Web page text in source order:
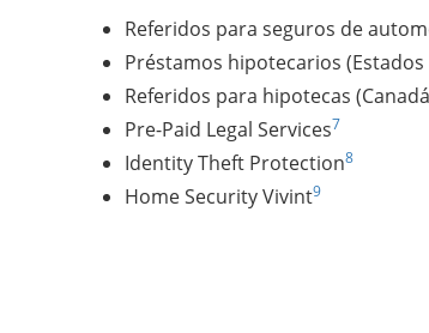
Referidos para seguros de
Préstamos hipotecarios
Referidos para hipotecas
Pre-Paid Legal Services7
Identity Theft Protection8
Home Security Vivint9